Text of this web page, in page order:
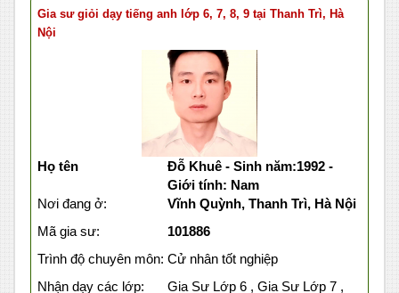
Gia sư giỏi dạy tiếng anh lớp 6, 7, 8, 9 tại Thanh Trì, Hà
Nội
Họ tên
Đỗ Khuê - Sinh năm:1992 -
Giới tính: Nam
Nơi đang ở:
Vĩnh Quỳnh, Thanh Trì, Hà Nội
Mã gia sư:
101886
Trình độ chuyên môn: Cử nhân tốt nghiệp
Nhận dạy các lớp:
Gia Sư Lớp 6 , Gia Sư Lớp 7 ,